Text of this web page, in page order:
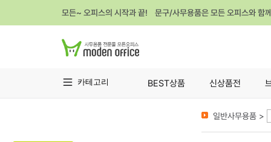
모든~ 오피스의 시작과 끝! 문구/사무용품은 모든 오피스와 함
카테고리 BEST상품 신상품전
일반사무용품 >